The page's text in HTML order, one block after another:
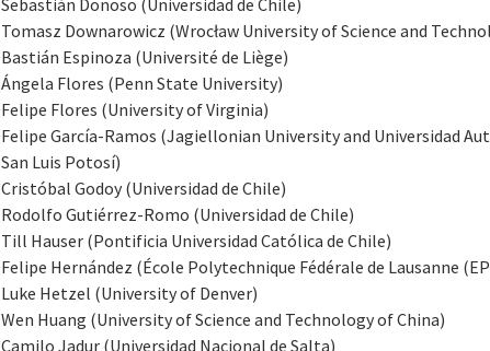
Sebastián Donoso (Universidad de Chile)
Tomasz Downarowicz (Wrocław University of Science and
Bastián Espinoza (Université de Liège)
Ángela Flores (Penn State University)
Felipe Flores (University of Virginia)
Felipe García-Ramos (Jagiellonian University and Universidad
San Luis Potosí)
Cristóbal Godoy (Universidad de Chile)
Rodolfo Gutiérrez-Romo (Universidad de Chile)
Till Hauser (Pontificia Universidad Católica de Chile)
Felipe Hernández (École Polytechnique Fédérale de Lausanne
Luke Hetzel (University of Denver)
Wen Huang (University of Science and Technology of China)
Camilo Jadur (Universidad Nacional de Salta)